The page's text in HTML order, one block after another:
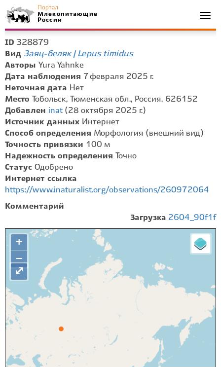
Портал
Млекопитающие
России
ID 328879
Вид Заяц-беляк | Lepus timidus
Авторы Yura Yahnke
Дата наблюдения 7 февраля 2025 г.
Неточная дата Нет
Место
Тобольск, Тюменская обл., Россия, 626152
Добавлен inat (28 октября 2025 г.)
Источник данных Интернет
Способ определения Морфология (внешний вид)
Точность привязки 100 м
Надежность определения
Точно
Статус Одобрено
Интернет ссылка
https://www.inaturalist.org/observations/260972064
Комментарий
Загрузка 2604_90f1f
+
−
⤢